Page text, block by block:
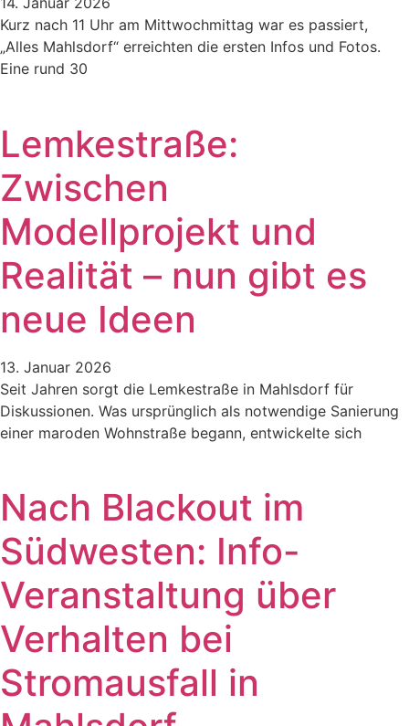
Kurz nach 11 Uhr am Mittwochmittag war es passiert,
„Alles Mahlsdorf“ erreichten die ersten Infos und Fotos.
Eine rund 30
Lemkestraße:
Zwischen
Modellprojekt und
Realität – nun gibt es
neue Ideen
13. Januar 2026
Seit Jahren sorgt die Lemkestraße in Mahlsdorf für
Diskussionen. Was ursprünglich als notwendige Sanierung
einer maroden Wohnstraße begann, entwickelte sich
Nach Blackout im
Südwesten: Info-
Veranstaltung über
Verhalten bei
Stromausfall in